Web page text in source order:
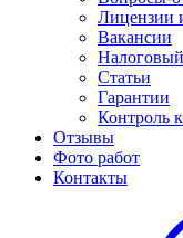
Лицензии
Вакансии
Статьи
Гарантии
Контроль
Отзывы
Фото работ
Контакты